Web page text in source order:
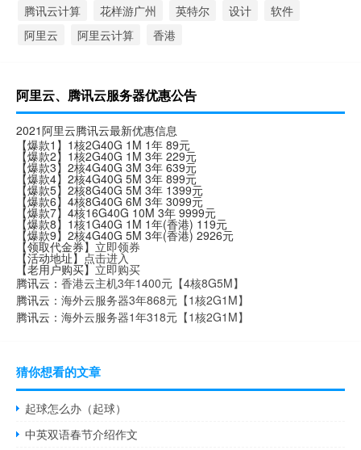
腾讯云计算
花样游广州 英特尔 设计
软件
阿里云
阿里云计算 香港
阿里云、腾讯云服务器优惠公告
2021阿里云腾讯云最新优惠信息
【爆款1】1核2G40G 1M 1年 89元
【爆款2】1核2G40G 1M 3年 229元
【爆款3】2核4G40G 3M 3年 639元
【爆款4】2核4G40G 5M 3年 899元
【爆款5】2核8G40G 5M 3年 1399元
【爆款6】4核8G40G 6M 3年 3099元
【爆款7】4核16G40G 10M 3年 9999元
【爆款8】1核1G40G 1M 1年(香港) 119元
【爆款9】2核4G40G 5M 3年(香港) 2926元
【领取代金券】 立即领券
【活动地址】 点击进入
【老用户购买】立即购买
腾讯云： 香港云主机3年1400元【4核8G5M】
腾讯云： 海外云服务器3年868元【1核2G1M】
腾讯云： 海外云服务器1年318元【1核2G1M】
猜你想看的文章
起球怎么办（起球）
中英双语春节介绍作文